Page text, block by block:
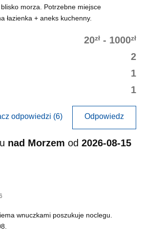
morza. Potrzebne miejsce
łazienka + aneks kuchenny.
20zł - 1000zł
2
1
1
odpowiedzi (6) Odpowiedz
nad Morzem od 2026-08-15
wnuczkami poszukuje noclegu.